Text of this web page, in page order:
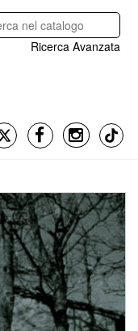
Ricerca Avanzata